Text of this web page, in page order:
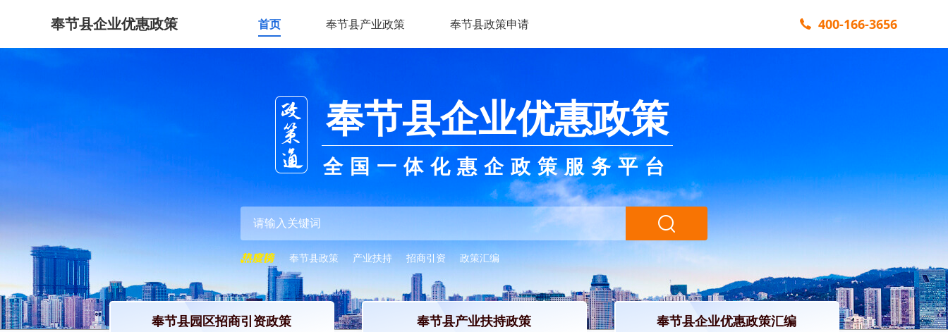
奉节县企业优惠政策 首页 奉节县产业政策 奉节县政策申请 400-166-3656
奉节县企业优惠政策
全国一体化惠企政策服务平台
奉节县政策 产业扶持 招商引资 政策汇编
奉节县园区招商引资政策 奉节县产业扶持政策 奉节县企业优惠政策汇编